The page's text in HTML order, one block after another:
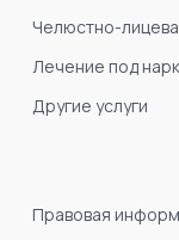
Челюстно-
Лечение под
Другие услуги
Правовая